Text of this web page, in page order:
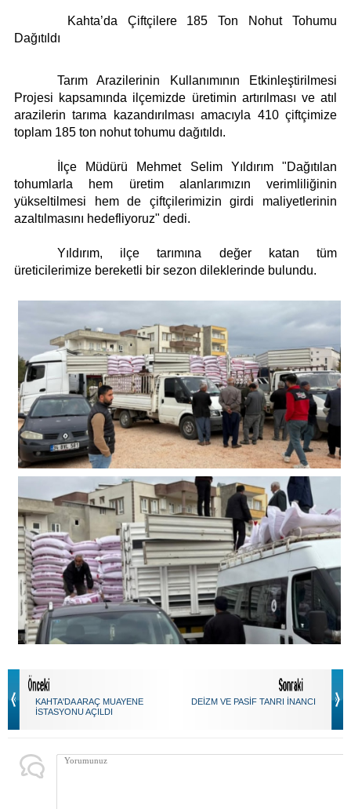
Kahta’da Çiftçilere 185 Ton Nohut Tohumu
Dağıtıldı
Tarım Arazilerinin Kullanımının Etkinleştirilmesi
Projesi kapsamında ilçemizde üretimin artırılması ve atıl
arazilerin tarıma kazandırılması amacıyla 410 çiftçimize
toplam 185 ton nohut tohumu dağıtıldı.
İlçe Müdürü Mehmet Selim Yıldırım "Dağıtılan
tohumlarla hem üretim alanlarımızın verimliliğinin
yükseltilmesi hem de çiftçilerimizin girdi maliyetlerinin
azaltılmasını hedefliyoruz" dedi.
Yıldırım, ilçe tarımına değer katan tüm
üreticilerimize bereketli bir sezon dileklerinde bulundu.
KAHTA'DA ARAÇ MUAYENE
İSTASYONU AÇILDI
DEİZM VE PASİF TANRI İNANCI